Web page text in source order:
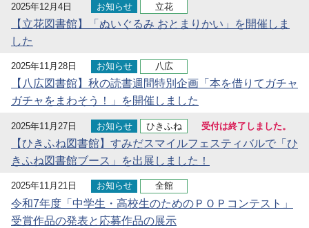
2025年12月4日 お知らせ 立花
【立花図書館】「ぬいぐるみ おとまりかい」を開催しま
した
2025年11月28日 お知らせ 八広
【八広図書館】秋の読書週間特別企画「本を借りてガチャ
ガチャをまわそう！」を開催しました
2025年11月27日 お知らせ ひきふね 受付は終了しました。
【ひきふね図書館】すみだスマイルフェスティバルで「ひ
きふね図書館ブース」を出展しました！
2025年11月21日 お知らせ 全館
令和7年度「中学生・高校生のためのＰＯＰコンテスト」
受賞作品の発表と応募作品の展示